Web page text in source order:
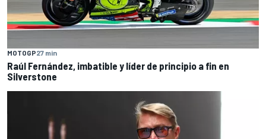
MOTOGP27 min
Raúl Fernández, imbatible y líder de principio a fin en
Silverstone